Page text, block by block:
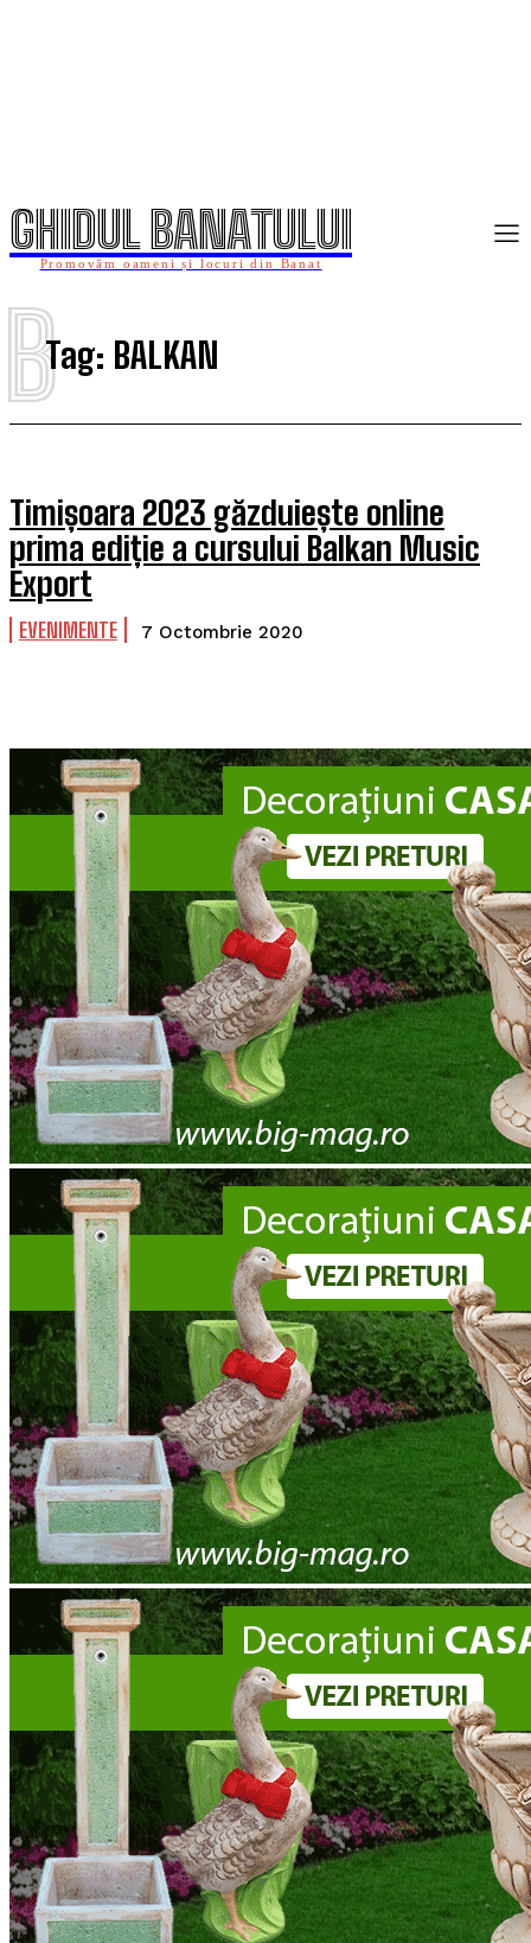
GHIDUL BANATULUI
Promovăm oameni și locuri din Banat
Tag: BALKAN
B
Timișoara 2023 găzduiește online
prima ediție a cursului Balkan Music
Export
EVENIMENTE 7 Octombrie 2020